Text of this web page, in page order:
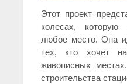
Этот проект
колесах,
любое место. Она
тех, кто хочет
живописных
строительства